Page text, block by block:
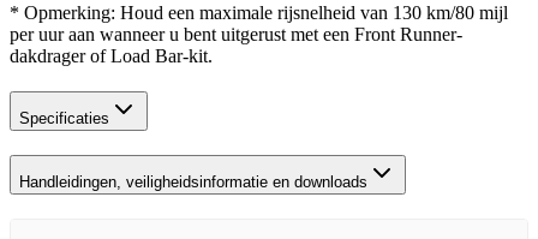
* Opmerking: Houd een maximale rijsnelheid van 130 km/80 mijl
per uur aan wanneer u bent uitgerust met een Front Runner-
dakdrager of Load Bar-kit.
Specificaties
Handleidingen, veiligheidsinformatie en downloads